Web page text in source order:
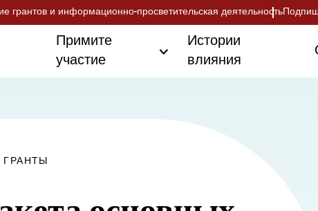
грантов и информационно-просветительская деятельность
Примите
участие
Истории
влияния